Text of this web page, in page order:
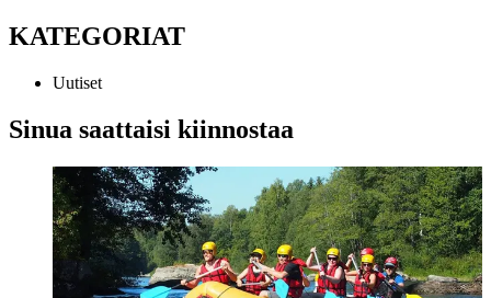
KATEGORIAT
Uutiset
Sinua saattaisi kiinnostaa